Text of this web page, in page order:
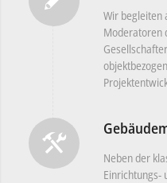
Wir begleiten
Moderatoren
Neben der
Einrichtungs-